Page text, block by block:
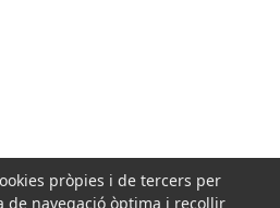
pròpies i de tercers per
navegació òptima i recollir